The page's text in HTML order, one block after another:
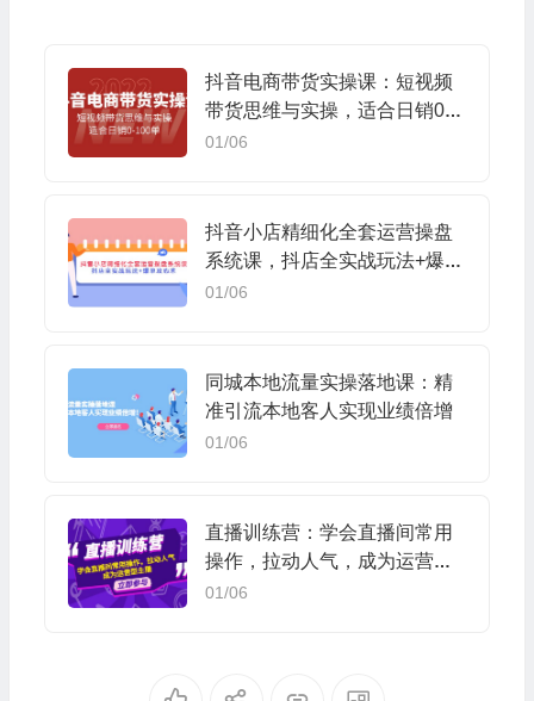
抖音电商带货实操课：短视频
带货思维与实操，适合日销0-1
00单
01/06
抖音小店精细化全套运营操盘
系统课，抖店全实战玩法+爆单
攻心术
01/06
同城本地流量实操落地课：精
准引流本地客人实现业绩倍增
01/06
直播训练营：学会直播间常用
操作，拉动人气，成为运营型
主播
01/06